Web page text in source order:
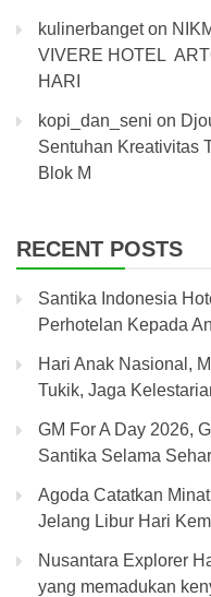
kulinerbangeton
VIVERE HOTEL
HARI
kopi_dan_seni on
Sentuhan Kreativitas
Blok M
RECENT POSTS
Santika Indonesia
Perhotelan Kepada
Hari Anak Nasional,
Tukik, Jaga
GM For A Day 2026,
Santika Selama
Agoda Catatkan
Jelang Libur Hari
Nusantara Explorer
yang memadukan